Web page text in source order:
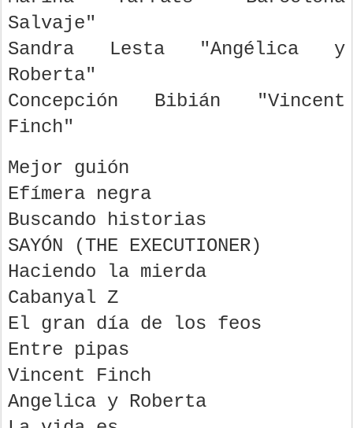
Salvaje"
Sandra Lesta "Angélica y
Roberta"
Concepción Bibián "Vincent
Finch"
Mejor guión
Efímera negra
Buscando historias
SAYÓN (THE EXECUTIONER)
Haciendo la mierda
Cabanyal Z
El gran día de los feos
Entre pipas
Vincent Finch
Angelica y Roberta